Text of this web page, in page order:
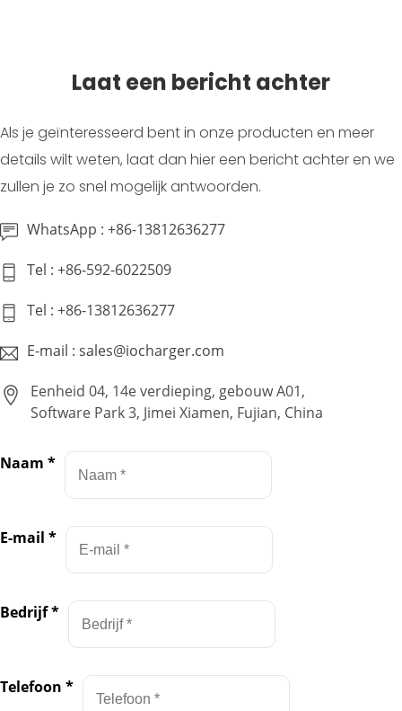
Laat een bericht achter
Als je geïnteresseerd bent in onze producten en meer
details wilt weten, laat dan hier een bericht achter en we
zullen je zo snel mogelijk antwoorden.
WhatsApp : +86-13812636277
Tel : +86-592-6022509
Tel : +86-13812636277
E-mail : sales@iocharger.com
Eenheid 04, 14e verdieping, gebouw A01,
Software Park 3, Jimei Xiamen, Fujian, China
Naam *
E-mail *
Bedrijf*
Telefoon *